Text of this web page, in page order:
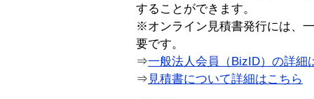
することができます。
※オンライン見積書発行には、
要です。
⇒一般法人会員（BizID）の詳細
⇒ 見積書について詳細はこちら